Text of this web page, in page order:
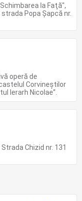
la Faţă",
Popa Şapcă nr.
operă de
Corvineștilor
Ierarh Nicolae”.
Chizid nr. 131